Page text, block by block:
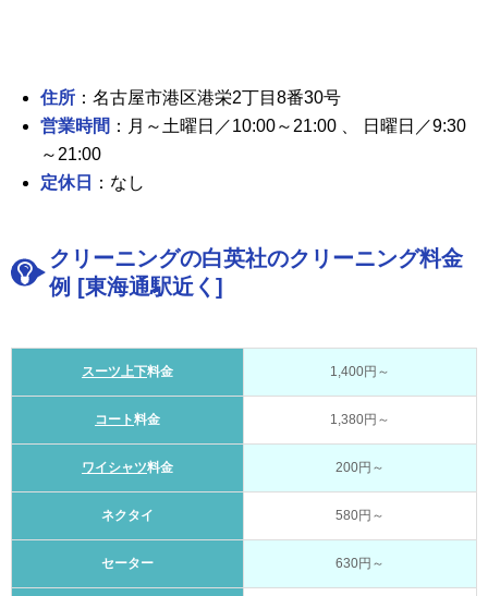
住所 ：名古屋市港区港栄2丁目8番30号
営業時間 ：月～土曜日／10:00～21:00 、 日曜日／9:30
～21:00
定休日
：なし
クリーニングの白英社のクリーニング料金
例 [東海通駅近く]
スーツ上下料金 1,400円～
コート料金 1,380円～
ワイシャツ料金 200円～
ネクタイ 580円～
セーター 630円～